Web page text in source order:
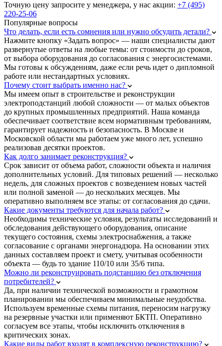
Точную цену запросите у менеджера, у нас акции: +7 (495)
220-25-06
Популярные вопросы
Что делать, если есть сомнения или нужно обсудить детали?
Нажмите кнопку «Задать вопрос» — наши специалисты дают
развернутые ответы на любые темы: от стоимости до сроков,
от выбора оборудования до согласования с энергосистемами.
Мы готовы к обсуждениям, даже если речь идет о дипломной
работе или нестандартных условиях.
Почему стоит выбрать именно нас?
Мы имеем опыт в строительстве и реконструкции
электроподстанций любой сложности — от малых объектов
до крупных промышленных предприятий. Наша команда
обеспечивает соответствие всем нормативным требованиям,
гарантирует надежность и безопасность. В Москве и
Московской области мы работаем уже много лет, успешно
реализовав десятки проектов.
Как долго занимает реконструкция?
Срок зависит от объема работ, сложности объекта и наличия
дополнительных условий. Для типовых решений — несколько
недель, для сложных проектов с возведением новых частей
или полной заменой — до нескольких месяцев. Мы
оперативно выполняем все этапы: от согласования до сдачи.
Какие документы требуются для начала работ?
Необходимы технические условия, результаты исследований и
обследования действующего оборудования, описание
текущего состояния, схемы электроснабжения, а также
согласование с органами энергонадзора. На основании этих
данных составляем проект и смету, учитывая особенности
объекта — будь то здание 110/10 или 35/6 типа.
Можно ли реконструировать подстанцию без отключения
потребителей?
Да, при наличии технической возможности и грамотном
планировании мы обеспечиваем минимальные неудобства.
Используем временные схемы питания, переносим нагрузку
на резервные участки или применяют БКТП. Оперативно
согласуем все этапы, чтобы исключить отключения в
критических зонах.
Какие виды работ входят в комплексную реконструкцию?